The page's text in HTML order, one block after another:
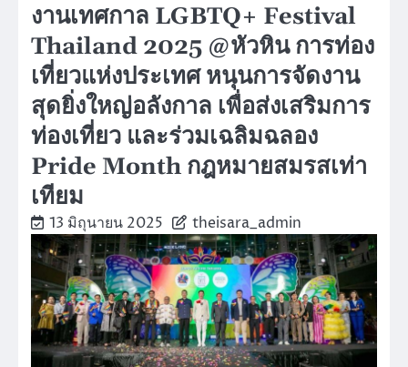
งานเทศกาล LGBTQ+ Festival
Thailand 2025 @หัวหิน การท่อง
เที่ยวแห่งประเทศ หนุนการจัดงาน
สุดยิ่งใหญ่อลังกาล เพื่อส่งเสริมการ
ท่องเที่ยว และร่วมเฉลิมฉลอง
Pride Month กฎหมายสมรสเท่า
เทียม
13 มิถุนายน 2025 theisara_admin